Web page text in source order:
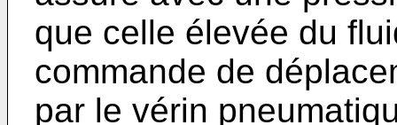
que celle élevée du
commande de
par le vérin